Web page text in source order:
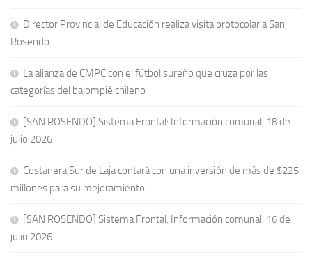
Director Provincial de Educación realiza visita protocolar a San
Rosendo
La alianza de CMPC con el fútbol sureño que cruza por las
categorías del balompié chileno
[SAN ROSENDO] Sistema Frontal: Información comunal, 18 de
julio 2026
Costanera Sur de Laja contará con una inversión de más de $225
millones para su mejoramiento
[SAN ROSENDO] Sistema Frontal: Información comunal, 16 de
julio 2026